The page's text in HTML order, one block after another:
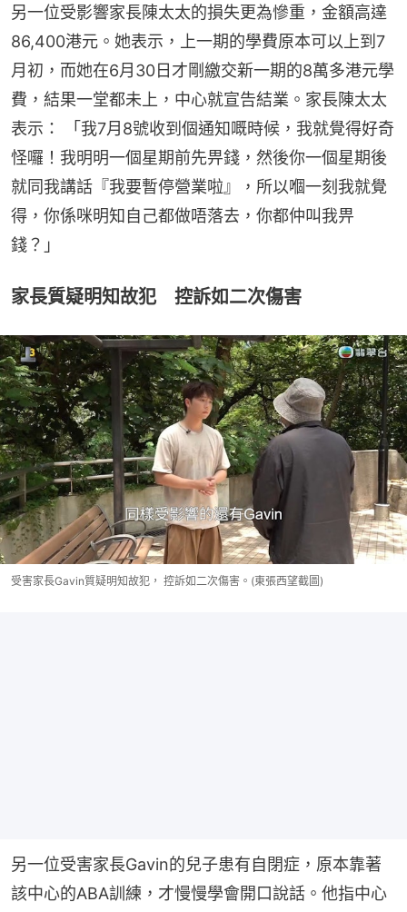
另一位受影響家長陳太太的損失更為慘重，金額高達
86,400港元。她表示，上一期的學費原本可以上到7
月初，而她在6月30日才剛繳交新一期的8萬多港元學
費，結果一堂都未上，中心就宣告結業。家長陳太太
表示： 「我7月8號收到個通知嘅時候，我就覺得好奇
怪囉！我明明一個星期前先畀錢，然後你一個星期後
就同我講話『我要暫停營業啦』，所以嗰一刻我就覺
得，你係咪明知自己都做唔落去，你都仲叫我畀
錢？」
家長質疑明知故犯 控訴如二次傷害
受害家長Gavin質疑明知故犯， 控訴如二次傷害。(東張西望截圖)
另一位受害家長Gavin的兒子患有自閉症，原本靠著
該中心的ABA訓練，才慢慢學會開口說話。他指中心